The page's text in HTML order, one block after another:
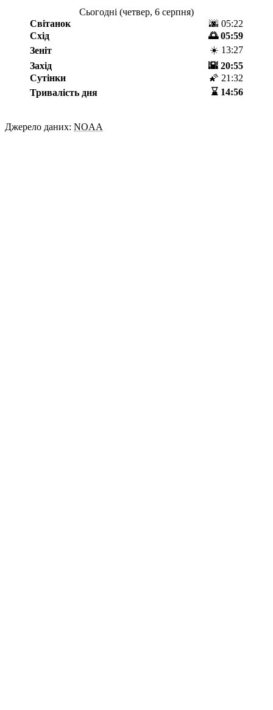
Сьогодні (четвер, 6 серпня)
Світанок
🌆 05:22
Схід
🌅 05:59
Зеніт
☀️ 13:27
Захід
🌇 20:55
Сутінки
🌠 21:32
Тривалість дня
⌛️ 14:56
Джерело даних: NOAA